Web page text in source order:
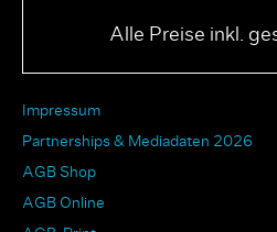
Alle Preise inkl.
Impressum
Partnerships & Mediadaten 2026
AGB Shop
AGB Online